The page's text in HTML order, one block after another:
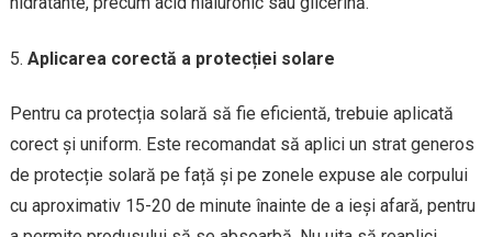
Aplicarea corectă a protecției solare
Pentru ca protecția solară să fie eficientă, trebuie aplicată
corect și uniform. Este recomandat să aplici un strat generos
de protecție solară pe față și pe zonele expuse ale corpului
cu aproximativ 15-20 de minute înainte de a ieși afară, pentru